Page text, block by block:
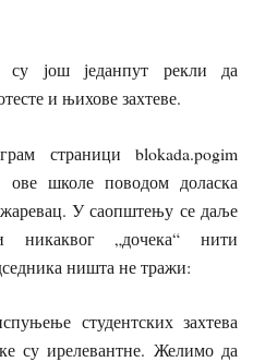
су још једанпут рекли да
и њихове захтеве.
страници blokada.pogim
школе поводом доласка
У саопштењу се даље
„дочека“ нити
ништа не тражи:
студентских захтева
су ирелевантне. Желимо да